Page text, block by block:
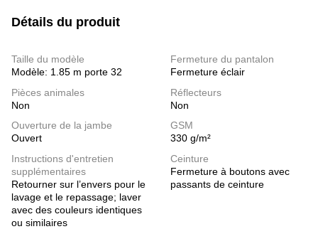
Détails du produit
Taille du modèle
Modèle: 1.85 m porte 32
Fermeture du pantalon
Fermeture éclair
Pièces animales
Non
Réflecteurs
Non
Ouverture de la jambe
Ouvert
GSM
330 g/m²
Instructions d'entretien
supplémentaires
Retourner sur l’envers pour le
lavage et le repassage; laver
avec des couleurs identiques
ou similaires
Ceinture
Fermeture à boutons avec
passants de ceinture